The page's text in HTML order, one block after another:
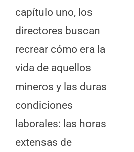
capítulo uno, los
directores buscan
recrear cómo era la
vida de aquellos
mineros y las duras
condiciones
laborales: las horas
extensas de